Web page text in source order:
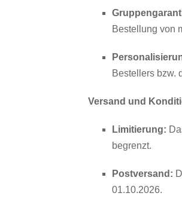
Bestellung von
Bestellers bzw.
Versand und
Limitierung:
begrenzt.
Postversand:
01.10.2026.